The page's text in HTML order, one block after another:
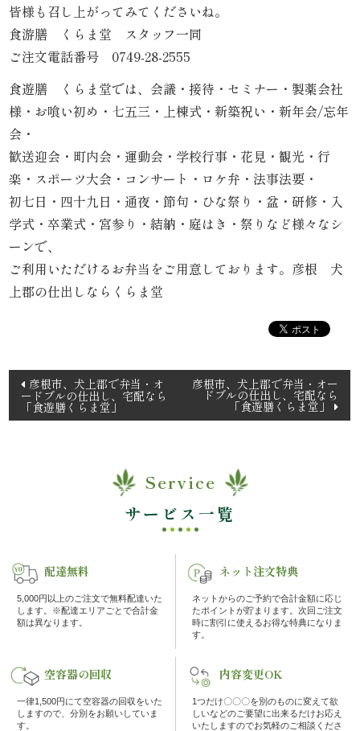
折
詰
弁
当
会
席
料
理
ド
ブ
堂
の
だ
わ
皆様も召し上がってみてくださいね。
食游膳 くらま堂 スタッフ一同
ご注文電話番号 0749-28-2555
食遊膳 くらま堂では、会議・接待・セミナー・製薬会社
様・お喰い初め・七五三・上棟式・新築祝い・新年会/忘年
会・
歓送迎会・町内会・運動会・学校行事・花見・観光・行
楽・スポーツ大会・コンサート・ロケ弁・法事法要・
初七日・四十九日・通夜・節句・ひな祭り・盆・研修・入
学式・卒業式・宮参り・結納・庭はき・祭りなど様々なシ
ーンで、
ご利用いただけるお弁当をご用意しております。彦根 犬
上郡の仕出しならくらま堂
投
稿
ナ
ン
彦根市、犬上郡で弁当・オ
ードブルの仕出し、宅配なら
「食遊膳くらま堂」
彦根市、犬上郡で弁当・オー
ドブルの仕出し、宅配なら
「食遊膳くらま堂」
Service
サービス一覧
配達無料
5,000円以上のご注文で無料配達いた
します。※配達エリアごとで合計金
額は異なります。
ネット注文特典
ネットからのご予約で合計金額に応じ
たポイントが貯まります。次回ご注文
時に割引に使えるお得な特典になりま
す。
空容器の回収
一律1,500円にて空容器の回収をいた
しますので、分別をお願いしていま
す。
内容変更OK
1つだけ〇〇〇を別のものに変えて欲
しいなどのご要望に出来るだけお応え
いたしますのでお気軽のご相談くださ